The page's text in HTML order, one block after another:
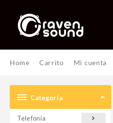
contenido
Home Carrito Mi cuenta
Categoría
Telefonía